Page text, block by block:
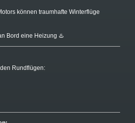
können traumhafte Winterflüge
Bord eine Heizung ♨️
Rundflügen: